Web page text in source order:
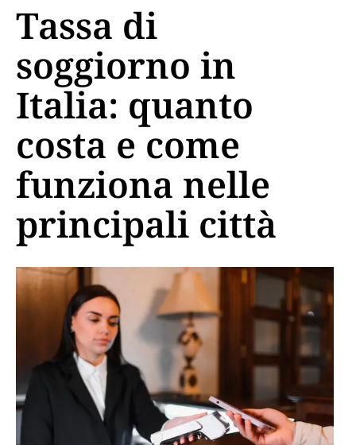
Tassa di
soggiorno in
Italia: quanto
costa e come
funziona nelle
principali città